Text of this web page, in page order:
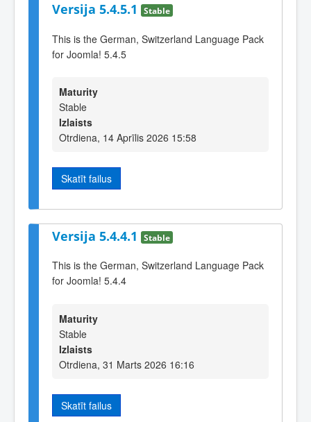
Versija 5.4.5.1 Stable
This is the German, Switzerland Language Pack
for Joomla! 5.4.5
Maturity
Stable
Izlaists
Otrdiena, 14 Aprīlis 2026 15:58
Skatīt failus
Versija 5.4.4.1 Stable
This is the German, Switzerland Language Pack
for Joomla! 5.4.4
Maturity
Stable
Izlaists
Otrdiena, 31 Marts 2026 16:16
Skatīt failus